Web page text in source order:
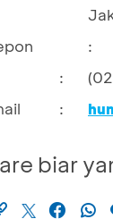
:
:
:
biar